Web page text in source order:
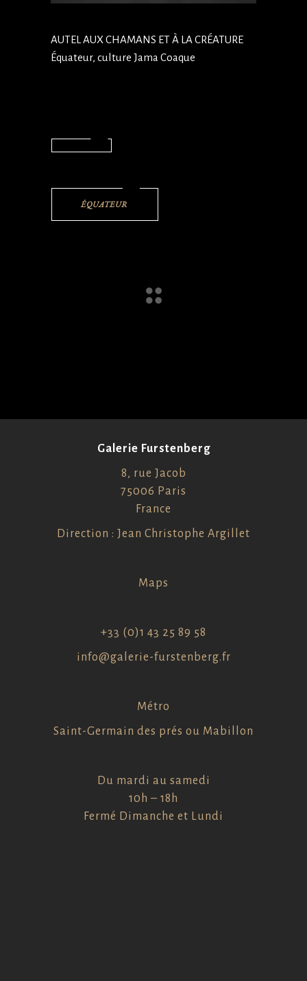
AUTEL AUX CHAMANS ET À LA CRÉATURE
Équateur, culture Jama Coaque
ÉQUATEUR
Galerie Furstenberg
8, rue Jacob
75006 Paris
France
Direction : Jean Christophe Argillet
Maps
+33 (0)1 43 25 89 58
info@galerie-furstenberg.fr
Métro
Saint-Germain des prés ou Mabillon
Du mardi au samedi
10h – 18h
Fermé Dimanche et Lundi